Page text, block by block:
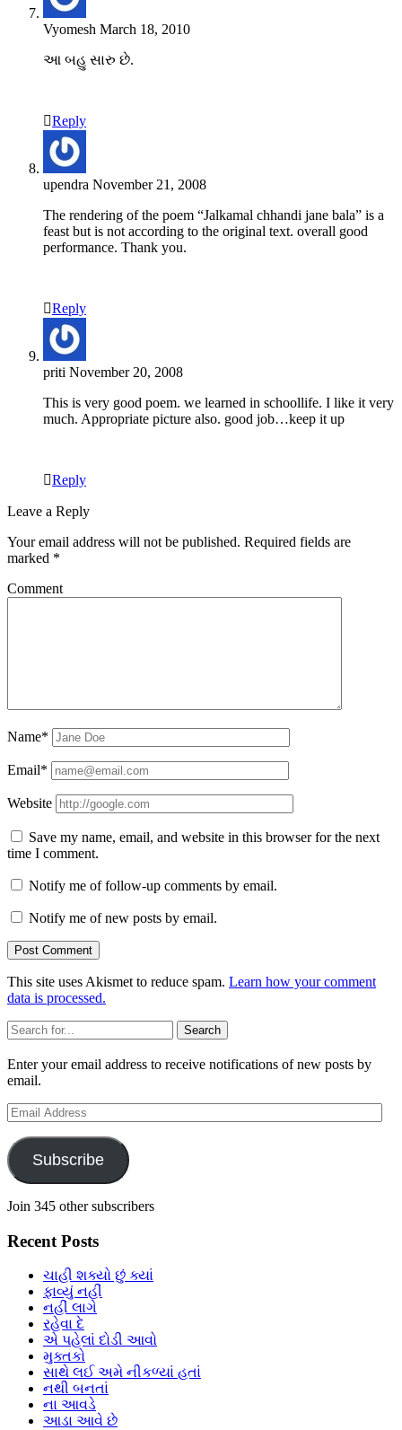
Vyomesh March 18, 2010
આ બહુ સારુ છે.
Reply
upendra November 21, 2008
The rendering of the poem “Jalkamal chhandi jane bala” is a
feast but is not according to the original text. overall good
performance. Thank you.
Reply
priti November 20, 2008
This is very good poem. we learned in schoollife. I like it very
much. Appropriate picture also. good job…keep it up
Reply
Leave a Reply
Your email address will not be published. Required fields are
marked *
Comment
Name*
Email*
Website
Save my name, email, and website in this browser for the next
time I comment.
Notify me of follow-up comments by email.
Notify me of new posts by email.
This site uses Akismet to reduce spam. Learn how your comment
data is processed.
Sidebar
Search
Enter your email address to receive notifications of new posts by
email.
Email
Address
Subscribe
Join 345 other subscribers
Recent Posts
ચાહી શક્યો છું ક્યાં
ફાવ્યું નહીં
નહીં લાગે
રહેવા દે
એ પહેલાં દોડી આવો
મુક્તકો
સાથે લઈ અમે નીકળ્યાં હતાં
નથી બનતાં
ના આવડે
આડા આવે છે